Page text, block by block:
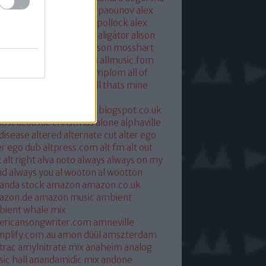
savior
alexandre paounov alex
alex pollock alex
aligátor alison
alkohol
allison mosshart
allmusic.com allmusic.fom
all hallows templom all of
all thats mine
acoustic christmasalone alphaville
altered alternate cut alter ego
ego dub altpress.com alt fm alt out
alt right alva noto always always on my
always you al wooton al wootton
stock amazon amazon.co.uk
amazon music ambient
whale mix
amneville
amon düül amszterdam
amylnitrate mix anaheim analog
hall
anandamidic mix andone